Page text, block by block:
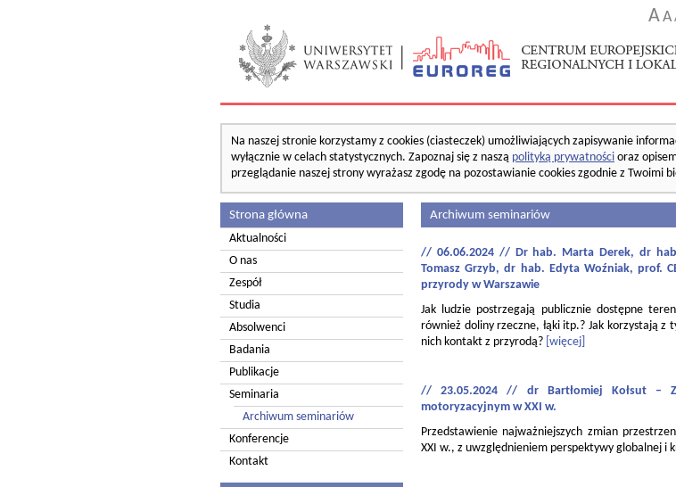
AA
Na naszej stronie korzystamy z cookies (ciasteczek) umożliwiających zapisywanie
wyłącznie w celach statystycznych. Zapoznaj się z naszą polityką prywatności oraz
przeglądanie naszej strony wyrażasz zgodę na pozostawianie cookies zgodnie z Twoimi
Strona główna
Aktualności
O nas
Zespół
Studia
Absolwenci
Badania
Publikacje
Seminaria
Archiwum seminariów
Konferencje
Kontakt
Archiwum seminariów
// 06.06.2024 // Dr hab. Marta Derek, dr
Tomasz Grzyb, dr hab. Edyta Woźniak, prof.
przyrody w Warszawie
Jak ludzie postrzegają publicznie dostępne
również doliny rzeczne, łąki itp.? Jak korzystają z
nich kontakt z przyrodą? [więcej]
// 23.05.2024 // dr Bartłomiej Kołsut –
motoryzacyjnym w XXI w.
Przedstawienie najważniejszych zmian
XXI w., z uwzględnieniem perspektywy globalnej i